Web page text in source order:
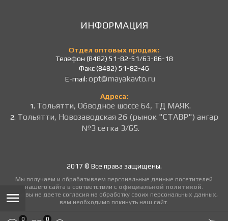
ИНФОРМАЦИЯ
Отдел оптовых продаж:
Телефон (8482) 51-82-51/63-86-18
Факс (8482) 51-82-46
E-mail: opt@mayakavto.ru
Адреса:
1. Тольятти, Обводное шоссе 64, ТД МАЯК.
2. Тольятти, Новозаводская 2б (рынок "СТАВР") ангар
№3 сетка 3/65.
2017 © Все права защищены.
Мы получаем и обрабатываем персональные данные посетителей
нашего сайта в соответствии с официальной политикой.
Если вы не даете согласия на обработку своих персональных данных,
вам необходимо покинуть наш сайт.
0 0